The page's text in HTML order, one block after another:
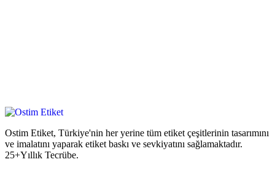
Ostim Etiket, Türkiye'nin her yerine tüm etiket çeşitlerinin tasarımını
ve imalatını yaparak etiket baskı ve sevkiyatını sağlamaktadır.
25+Yıllık Tecrübe.